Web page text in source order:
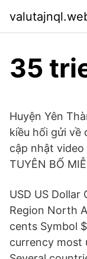
35
Huyện Yên
kiều hối gửi về
cập nhật
TUYÊN BỐ
USD US
Region North
cents Symbol
currency most